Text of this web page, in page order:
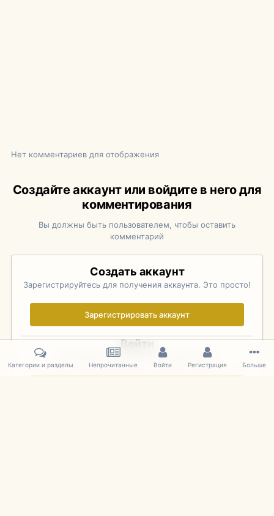
Нет комментариев для отображения
Создайте аккаунт или войдите в него для
комментирования
Вы должны быть пользователем, чтобы оставить
комментарий
Создать аккаунт
Зарегистрируйтесь для получения аккаунта. Это просто!
Зарегистрировать аккаунт
Войти
Уже зарегистрированы? Войдите здесь.
Категории и разделы Непрочитанные Войти Регистрация Больше